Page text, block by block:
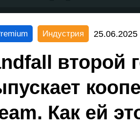
Индустрия 25.06.2025
второй
Как ей